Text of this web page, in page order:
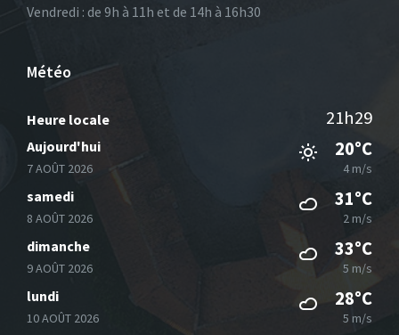
Vendredi : de 9h à 11h et de 14h à 16h30
Météo
Heure locale 21h29
Aujourd'hui
7 AOÛT 2026
20°C
4 m/s
samedi
8 AOÛT 2026
31°C
2 m/s
dimanche
9 AOÛT 2026
33°C
5 m/s
lundi
10 AOÛT 2026
28°C
5 m/s